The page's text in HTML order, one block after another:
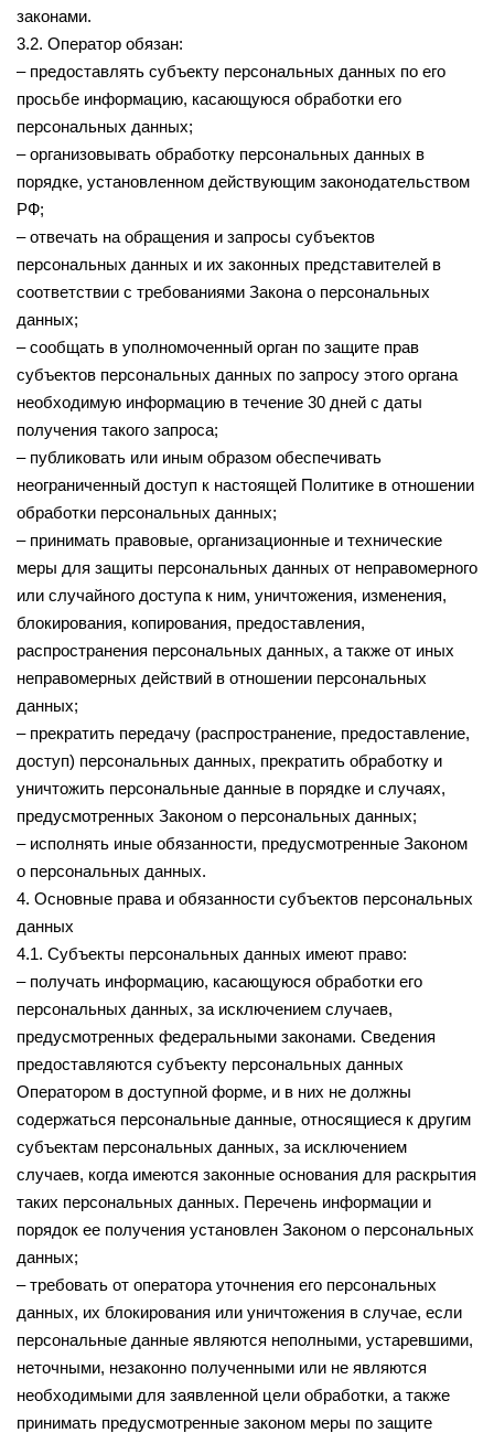
законами.
3.2. Оператор обязан:
– предоставлять субъекту персональных данных по его
просьбе информацию, касающуюся обработки его
персональных данных;
– организовывать обработку персональных данных в
порядке, установленном действующим законодательством
РФ;
– отвечать на обращения и запросы субъектов
персональных данных и их законных представителей в
соответствии с требованиями Закона о персональных
данных;
– сообщать в уполномоченный орган по защите прав
субъектов персональных данных по запросу этого органа
необходимую информацию в течение 30 дней с даты
получения такого запроса;
– публиковать или иным образом обеспечивать
неограниченный доступ к настоящей Политике в отношении
обработки персональных данных;
– принимать правовые, организационные и технические
меры для защиты персональных данных от неправомерного
или случайного доступа к ним, уничтожения, изменения,
блокирования, копирования, предоставления,
распространения персональных данных, а также от иных
неправомерных действий в отношении персональных
данных;
– прекратить передачу (распространение, предоставление,
доступ) персональных данных, прекратить обработку и
уничтожить персональные данные в порядке и случаях,
предусмотренных Законом о персональных данных;
– исполнять иные обязанности, предусмотренные Законом
о персональных данных.
4. Основные права и обязанности субъектов персональных
данных
4.1. Субъекты персональных данных имеют право:
– получать информацию, касающуюся обработки его
персональных данных, за исключением случаев,
предусмотренных федеральными законами. Сведения
предоставляются субъекту персональных данных
Оператором в доступной форме, и в них не должны
содержаться персональные данные, относящиеся к другим
субъектам персональных данных, за исключением
случаев, когда имеются законные основания для раскрытия
таких персональных данных. Перечень информации и
порядок ее получения установлен Законом о персональных
данных;
– требовать от оператора уточнения его персональных
данных, их блокирования или уничтожения в случае, если
персональные данные являются неполными, устаревшими,
неточными, незаконно полученными или не являются
необходимыми для заявленной цели обработки, а также
принимать предусмотренные законом меры по защите